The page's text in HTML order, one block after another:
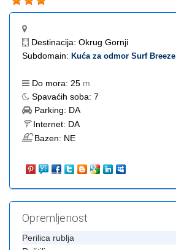
Destinacija: Okrug Gornji
Subdomain: Kuća za odmor Surf Breeze
Do mora: 25 m
Spavaćih soba: 7
Parking: DA
Internet: DA
Bazen: NE
Opremljenost
Perilica rublja